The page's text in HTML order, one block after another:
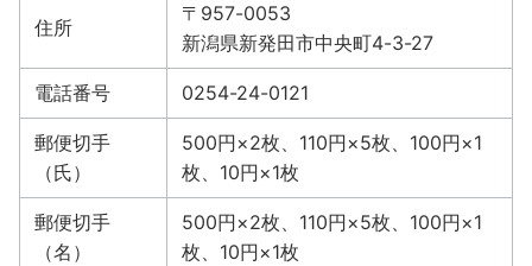
住所
〒957-0053
新潟県新発田市中央町4-3-27
電話番号 0254-24-0121
郵便切手
（氏）
500円×2枚、110円×5枚、100円×1
枚、10円×1枚
郵便切手
（名）
500円×2枚、110円×5枚、100円×1
枚、10円×1枚